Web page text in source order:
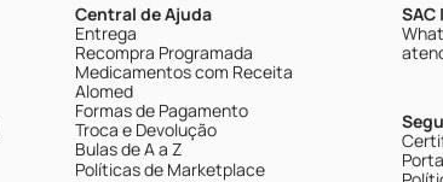
Central de Ajuda
Entrega
Recompra Programada
Medicamentos com Receita
Alomed
Formas de Pagamento
Troca e Devolução
Bulas de A a Z
Políticas de Marketplace
SAC